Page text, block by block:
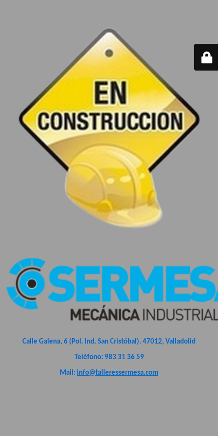
Calle Galena, 6 (Pol. Ind. San Cristóbal). 47012, Valladolid
Teléfono: 983 31 36 59
Mail: info@talleressermesa.com